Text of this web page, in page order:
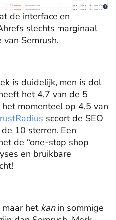
de interface en
slechts marginaal
Semrush.
is duidelijk, men is dol
het 4,7 van de 5
momenteel op 4,5 van
scoort de SEO
10 sterren. Een
de “one-stop shop
en bruikbare
het kanin sommige